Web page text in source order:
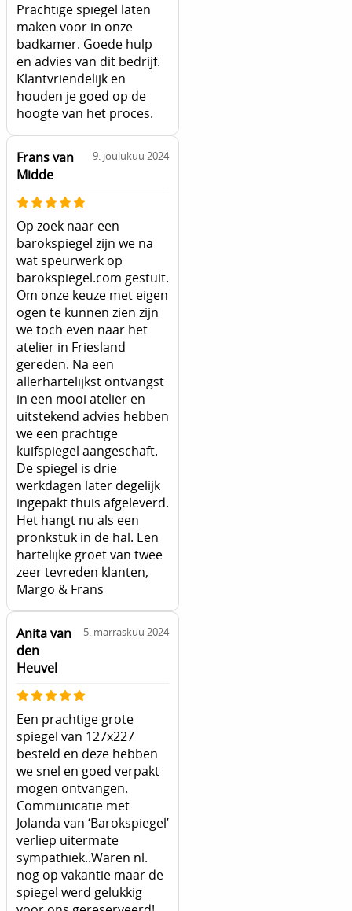
Prachtige spiegel laten
maken voor in onze
badkamer. Goede hulp
en advies van dit bedrijf.
Klantvriendelijk en
houden je goed op de
hoogte van het proces.
Frans van
Midde
9. joulukuu 2024
Op zoek naar een
barokspiegel zijn we na
wat speurwerk op
barokspiegel.com gestuit.
Om onze keuze met eigen
ogen te kunnen zien zijn
we toch even naar het
atelier in Friesland
gereden. Na een
allerhartelijkst ontvangst
in een mooi atelier en
uitstekend advies hebben
we een prachtige
kuifspiegel aangeschaft.
De spiegel is drie
werkdagen later degelijk
ingepakt thuis afgeleverd.
Het hangt nu als een
pronkstuk in de hal. Een
hartelijke groet van twee
zeer tevreden klanten,
Margo & Frans
Anita van
den
Heuvel
5. marraskuu 2024
Een prachtige grote
spiegel van 127x227
besteld en deze hebben
we snel en goed verpakt
mogen ontvangen.
Communicatie met
Jolanda van ‘Barokspiegel’
verliep uitermate
sympathiek..Waren nl.
nog op vakantie maar de
spiegel werd gelukkig